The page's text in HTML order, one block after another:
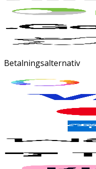
Betalningsalternativ